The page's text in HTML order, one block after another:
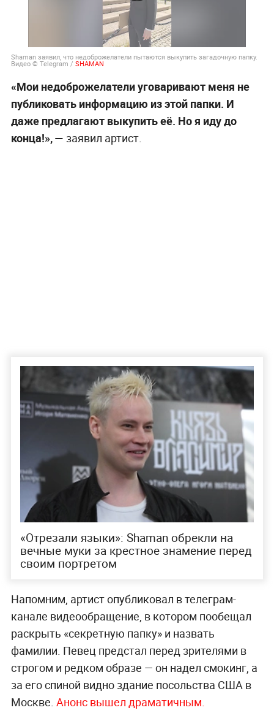
Shaman заявил, что недоброжелатели пытаются выкупить загадочную папку.
Видео © Telegram / SHAMAN
«Мои недоброжелатели уговаривают меня не
публиковать информацию из этой папки. И
даже предлагают выкупить её. Но я иду до
конца!», — заявил артист.
«Отрезали языки»: Shaman обрекли на
вечные муки за крестное знамение перед
своим портретом
Напомним, артист опубликовал в телеграм-
канале видеообращение, в котором пообещал
раскрыть «секретную папку» и назвать
фамилии. Певец предстал перед зрителями в
строгом и редком образе — он надел смокинг, а
за его спиной видно здание посольства США в
Москве. Анонс вышел драматичным.